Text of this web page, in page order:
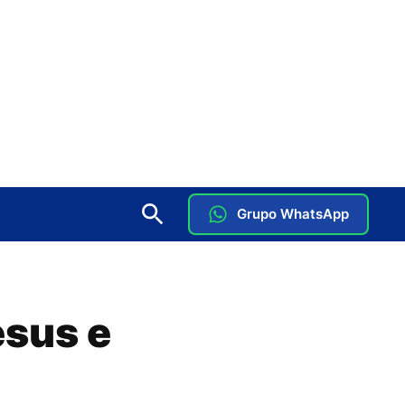
Grupo WhatsApp
e